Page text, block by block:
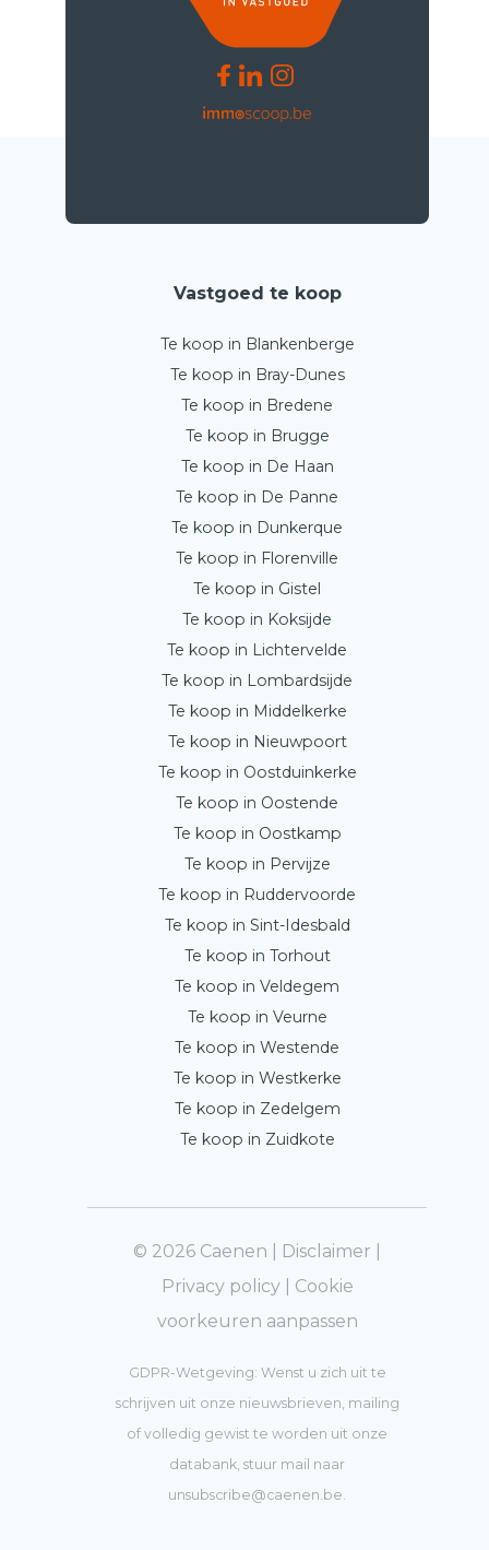
Vastgoed te koop
Te koop in Blankenberge
Te koop in Bray-Dunes
Te koop in Bredene
Te koop in Brugge
Te koop in De Haan
Te koop in De Panne
Te koop in Dunkerque
Te koop in Florenville
Te koop in Gistel
Te koop in Koksijde
Te koop in Lichtervelde
Te koop in Lombardsijde
Te koop in Middelkerke
Te koop in Nieuwpoort
Te koop in Oostduinkerke
Te koop in Oostende
Te koop in Oostkamp
Te koop in Pervijze
Te koop in Ruddervoorde
Te koop in Sint-Idesbald
Te koop in Torhout
Te koop in Veldegem
Te koop in Veurne
Te koop in Westende
Te koop in Westkerke
Te koop in Zedelgem
Te koop in Zuidkote
© 2026 Caenen | Disclaimer
Privacy policy| Cookie
voorkeuren aanpassen
GDPR-Wetgeving: Wenst u zich uit te
schrijven uit onze nieuwsbrieven, mailing
of volledig gewist te worden uit onze
databank, stuur mail naar
unsubscribe@caenen.be.